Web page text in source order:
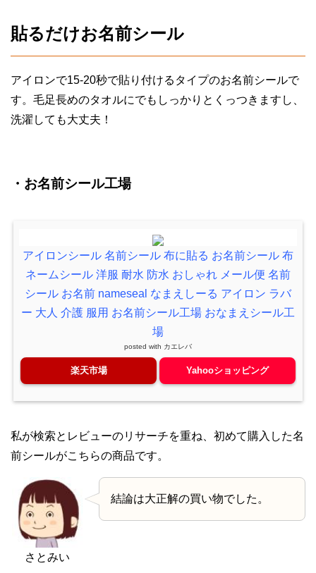
貼るだけお名前シール
アイロンで15-20秒で貼り付けるタイプのお名前シールで
す。毛足長めのタオルにでもしっかりとくっつきますし、
洗濯しても大丈夫！
・お名前シール工場
アイロンシール 名前シール 布に貼る お名前シール 布
ネームシール 洋服 耐水 防水 おしゃれ メール便 名前
シール お名前 nameseal なまえしーる アイロン ラバ
ー 大人 介護 服用 お名前シール工場 おなまえシール工
場
posted with カエレバ
楽天市場 Yahooショッピング
私が検索とレビューのリサーチを重ね、初めて購入した名
前シールがこちらの商品です。
さとみい
結論は大正解の買い物でした。